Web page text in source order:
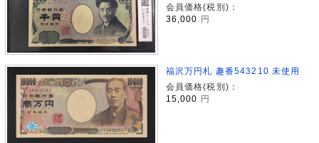
会員価格(税別)：
36,000
円
福沢万円札 趣番543210 未使用
会員価格(税別)：
15,000 円